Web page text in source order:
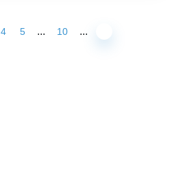
4 5 ... 10 ...